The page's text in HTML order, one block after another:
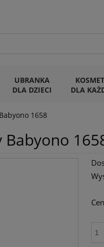
UBRANKA
DLA DZIECI
DLA
1658
Babyono